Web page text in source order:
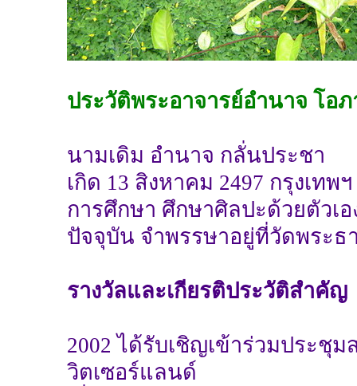
ประวัติพระอาจารย์อำนาจ โอ
นามเดิม อำนาจ กลั่นประชา
เกิด 13 สิงหาคม 2497 กรุงเทพฯ
การศึกษา ศึกษาศิลปะด้วยตัวเอ
ปัจจุบัน จำพรรษาอยู่ที่วัดพระธ
รางวัลและเกียรติประวัติสำคัญ
2002 ได้รับเชิญเข้าร่วมประชุ
วิตเซอร์แลนด์